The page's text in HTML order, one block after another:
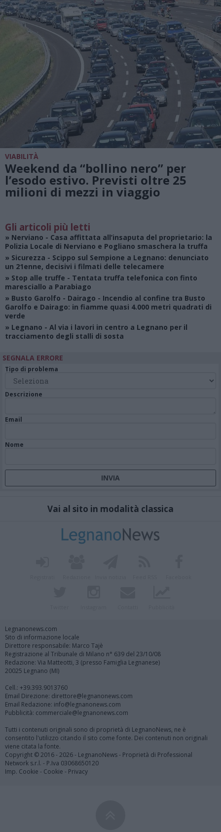
VIABILITÀ
Weekend da “bollino nero” per
l’esodo estivo. Previsti oltre 25
milioni di mezzi in viaggio
Gli articoli più letti
» Nerviano - Casa affittata all’insaputa del proprietario: la
Polizia Locale di Nerviano e Pogliano smaschera la truffa
» Sicurezza - Scippo sul Sempione a Legnano: denunciato
un 21enne, decisivi i filmati delle telecamere
» Stop alle truffe - Tentata truffa telefonica con finto
maresciallo a Parabiago
» Busto Garolfo - Dairago - Incendio al confine tra Busto
Garolfo e Dairago: in fiamme quasi 4.000 metri quadrati di
verde
» Legnano - Al via i lavori in centro a Legnano per il
tracciamento degli stalli di sosta
SEGNALA ERRORE
Tipo di problema
Descrizione
Email
Nome
Vai al sito in modalità classica
Legnanonews.com
Sito di informazione locale
Direttore responsabile: Marco Tajè
Registrazione al Tribunale di Milano n° 639 del 23/10/08
Redazione: Via Matteotti, 3 (presso Famiglia Legnanese)
20025 Legnano (MI)
Cell.: +39.393.9013760
Email Direzione: direttore@legnanonews.com
Email Redazione: info@legnanonews.com
Pubblicità: commerciale@legnanonews.com
Tutti i contenuti originali sono di proprietà di LegnanoNews, ne è
consentito l'utilizzo citando il sito come fonte. Dei contenuti non originali
viene citata la fonte.
Copyright © 2016 - 2026 - LegnanoNews - Proprietà di Professional
Network s.r.l. - P.Iva 03068650120
Imp. Cookie - Cookie - Privacy